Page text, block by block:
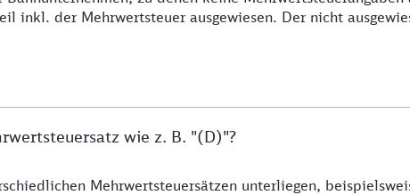
inkl. der Mehrwertsteuer ausgewiesen. Der nicht
wie z. B. "(D)"?
Mehrwertsteuersätzen unterliegen,